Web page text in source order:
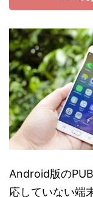
Android版の
応していない端